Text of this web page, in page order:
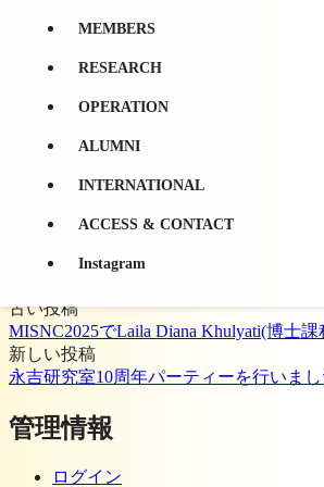
MEMBERS
RESEARCH
OPERATION
ALUMNI
INTERNATIONAL
ACCESS & CONTACT
Instagram
羽生元気
投稿ナビゲーション
古い投稿
MISNC2025でLaila Diana Khulyati(博士
新しい投稿
永吉研究室10周年パーティーを行いまし
管理情報
ログイン